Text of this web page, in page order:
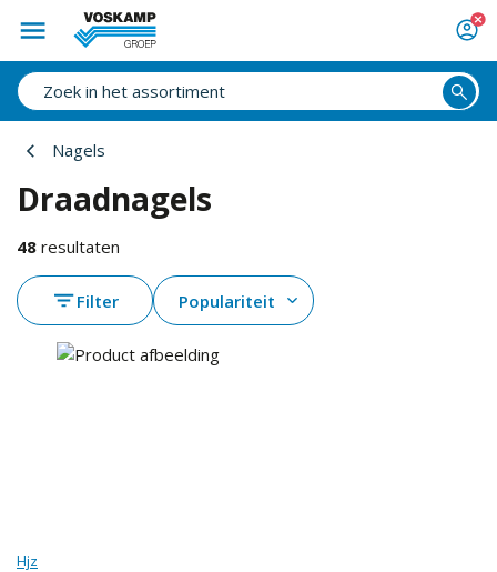
Nagels
Draadnagels
48 resultaten
Filter Populariteit
Hjz